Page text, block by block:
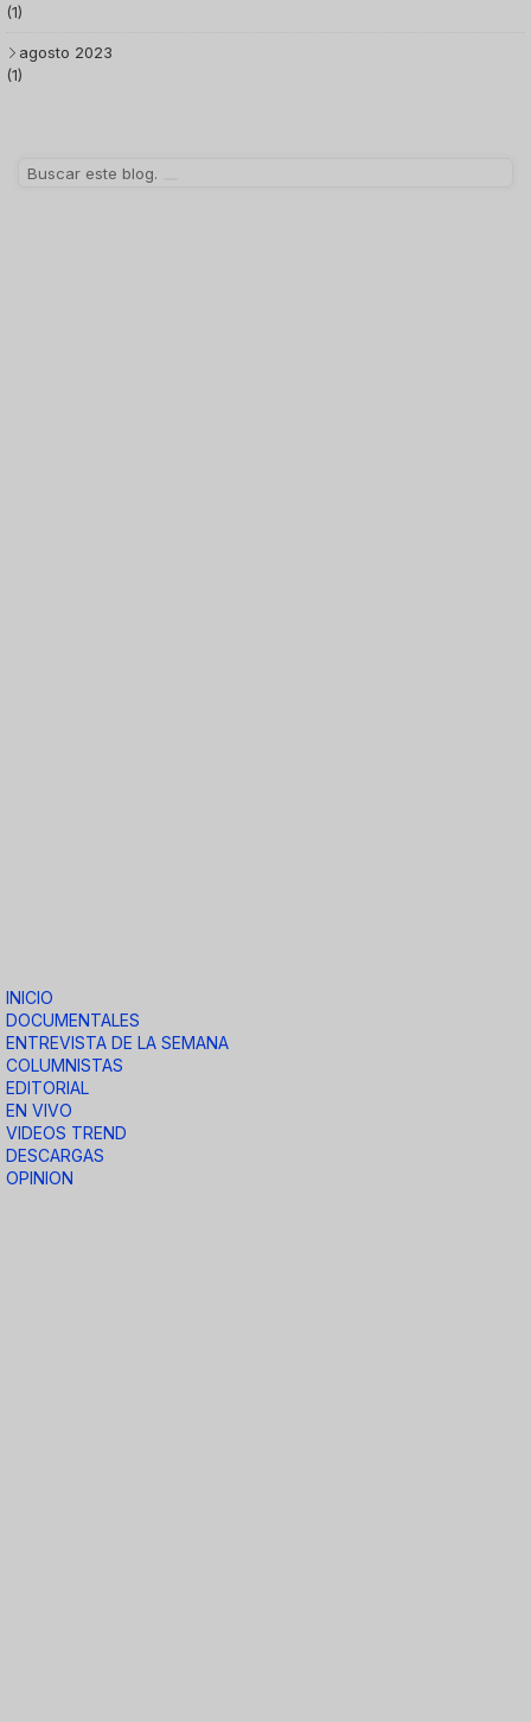
(1)
agosto 2023
(1)
INICIO
DOCUMENTALES
ENTREVISTA DE LA SEMANA
COLUMNISTAS
EDITORIAL
EN VIVO
VIDEOS TREND
DESCARGAS
OPINION